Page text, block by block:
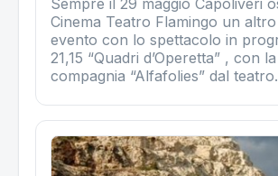
Cinema Teatro Flamingo un
evento con lo spettacolo in
21,15 “Quadri d’Operetta” , con la
compagnia “Alfafolies” dal